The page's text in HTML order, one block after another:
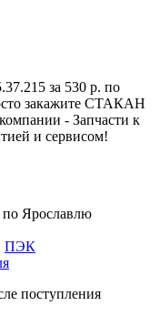
за 530 р. по
закажите СТАКАН
- Запчасти к
и сервисом!
по Ярославлю
ПЭК
поступления